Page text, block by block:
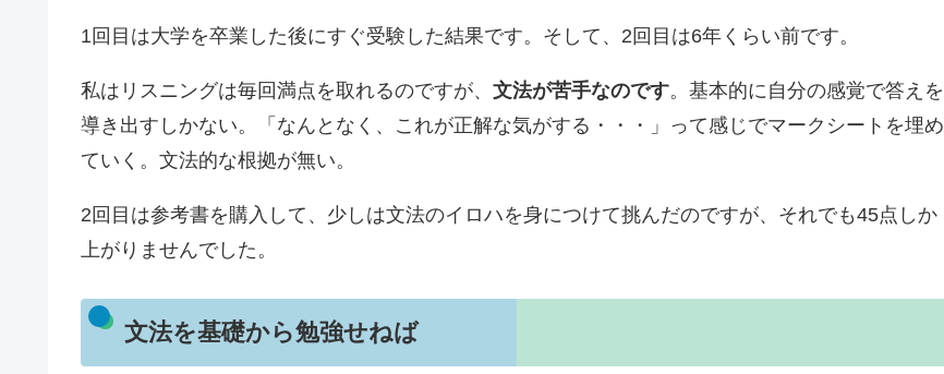
1回目は大学を卒業した後にすぐ受験した結果です。そして、2回目は6年くらい前です。
私はリスニングは毎回満点を取れるのですが、 文法が苦手なのです。基本的に自分の感覚で答えを
導き出すしかない。「なんとなく、これが正解な気がする・・・」って感じでマークシートを埋め
ていく。文法的な根拠が無い。
2回目は参考書を購入して、少しは文法のイロハを身につけて挑んだのですが、それでも45点しか
上がりませんでした。
文法を基礎から勉強せねば